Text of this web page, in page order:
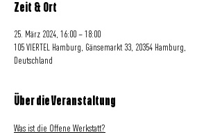
Zeit & Ort
25. März 2024, 16:00 – 18:00
105 VIERTEL Hamburg, Gänsemarkt 33, 20354 Hamburg,
Deutschland
Über die Veranstaltung
Was ist die Offene Werkstatt?